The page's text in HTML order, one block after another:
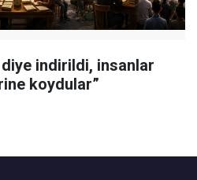
diye indirildi, insanlar
koydular”